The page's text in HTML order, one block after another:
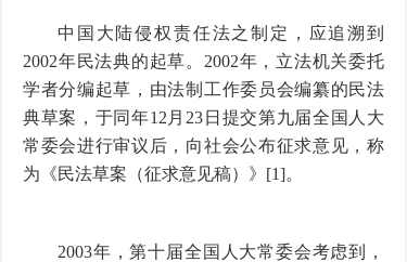
中国大陆侵权责任法之制定，应追溯到
2002年民法典的起草。2002年，立法机关委托
学者分编起草，由法制工作委员会编纂的民法
典草案，于同年12月23日提交第九届全国人大
常委会进行审议后，向社会公布征求意见，称
为《民法草案（征求意见稿）》[1]。
2003年，第十届全国人大常委会考虑到，